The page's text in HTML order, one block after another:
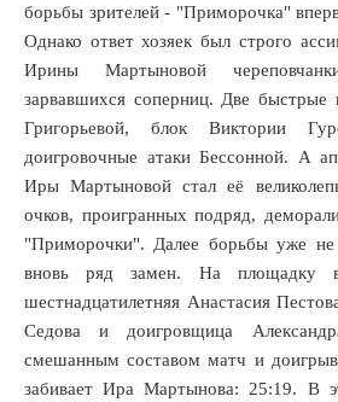
борьбы зрителей - "Приморочка"
Однако ответ хозяек был строго
Ирины Мартыновой
зарвавшихся соперниц. Две быстрые
Григорьевой, блок Виктории
доигровочные атаки Бессонной. А
Иры Мартыновой стал её
очков, проигранных подряд,
"Приморочки". Далее борьбы уже
вновь ряд замен. На площадку
шестнадцатилетняя Анастасия
Седова и доигровщица
смешанным составом матч и
забивает Ира Мартынова: 25:19. В